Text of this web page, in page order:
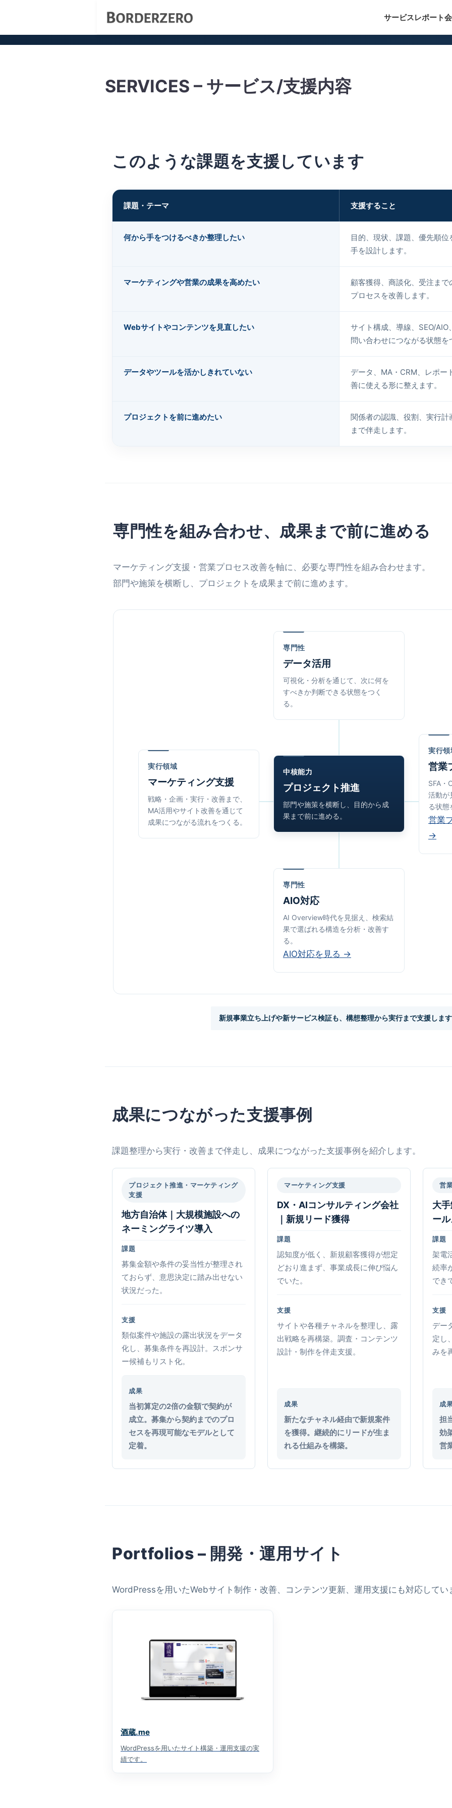
サービスレポート
SERVICES – サービス/支援内容
このような課題を支援しています
課題・テーマ 支援すること
何から手をつけるべきか整理したい
目的、現状、課題、優先順
手を設計します。
マーケティングや営業の成果を高めたい
顧客獲得、商談化、受注ま
プロセスを改善します。
Webサイトやコンテンツを見直したい
サイト構成、導線、SEO/
問い合わせにつながる状態を
データやツールを活かしきれていない
データ、MA・CRM、レポー
善に使える形に整えます。
プロジェクトを前に進めたい
関係者の認識、役割、実行
まで伴走します。
専門性を組み合わせ、成果まで前に進める
マーケティング支援・営業プロセス改善を軸に、必要な専門性を組み合わせます。
部門や施策を横断し、プロジェクトを成果まで前に進めます。
専門性
データ活用
可視化・分析を通じて、次に何を
すべきか判断できる状態をつく
る。
実行領域
マーケティング支援
戦略・企画・実行・改善まで、
MA活用やサイト改善を通じて
成果につながる流れをつくる。
中核能力
プロジェクト推進
部門や施策を横断し、目的から成
果まで前に進める。
実行領
営業
SFA・
活動が
る状態
営業
→
専門性
AIO対応
AI Overview時代を見据え、検索結
果で選ばれる構造を分析・改善す
る。
AIO対応を見る →
新規事業立ち上げや新サービス検証も、構想整理から実行まで支援しま
成果につながった支援事例
課題整理から実行・改善まで伴走し、成果につながった支援事例を紹介します。
プロジェクト推進・マーケティング
支援
地方自治体｜大規模施設への
ネーミングライツ導入
課題
募集金額や条件の妥当性が整理され
ておらず、意思決定に踏み出せない
状況だった。
支援
類似案件や施設の露出状況をデータ
化し、募集条件を再設計。スポンサ
ー候補もリスト化。
成果
当初算定の2倍の金額で契約が
成立。募集から契約までのプロ
セスを再現可能なモデルとして
定着。
マーケティング支援
DX・AIコンサルティング会社
｜新規リード獲得
課題
認知度が低く、新規顧客獲得が想定
どおり進まず、事業成長に伸び悩ん
でいた。
支援
サイトや各種チャネルを整理し、露
出戦略を再構築。調査・コンテンツ
設計・制作を伴走支援。
成果
新たなチャネル経由で新規案件
を獲得。継続的にリードが生ま
れる仕組みを構築。
営
大
ー
課題
架電
続率
でき
支援
デー
定し
みを
成
担
効
営
Portfolios – 開発・運用サイト
WordPressを用いたWebサイト制作・改善、コンテンツ更新、運用支援にも対応してい
酒蔵.me
WordPressを用いたサイト構築・運用支援の実
績です。